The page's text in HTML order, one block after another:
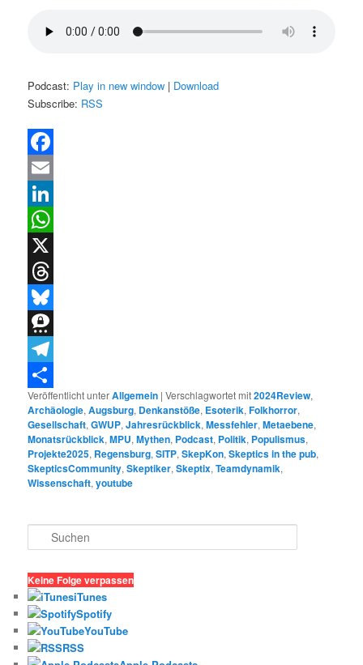
Podcast: Play in new window | Download
Subscribe: RSS
Facebook
Email
LinkedIn
WhatsApp
X
Threads
Bluesky
Threema
Telegram
Teilen
Veröffentlicht unterAllgemein |Verschlagwortet mit2024Review,
Archäologie,Augsburg, Denkanstöße, Esoterik,Folkhorror,
Gesellschaft,GWUP,Jahresrückblick,Messfehler,Metaebene,
Monatsrückblick,MPU,Mythen, Podcast, Politik, Populismus,
Projekte2025, Regensburg,SITP,SkepKon,Skeptics in the pub,
SkepticsCommunity,Skeptiker,Skeptix,Teamdynamik,
Wissenschaft,youtube
u
h
e
n
Keine Folge verpassen
iTunes
Spotify
YouTube
RSS